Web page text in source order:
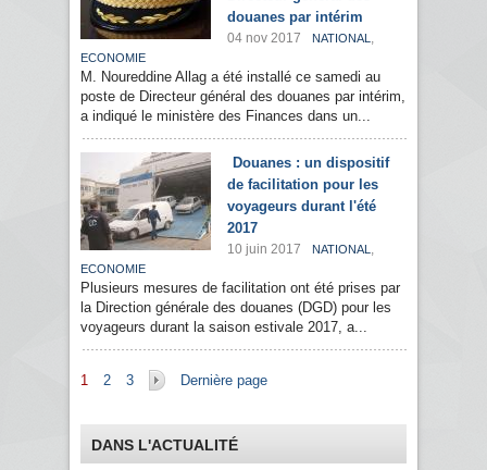
douanes par intérim
04 nov 2017 NATIONAL ,
ECONOMIE
M. Noureddine Allag a été installé ce samedi au
poste de Directeur général des douanes par intérim,
a indiqué le ministère des Finances dans un...
Douanes : un dispositif
de facilitation pour les
voyageurs durant l'été
2017
10 juin 2017 NATIONAL ,
ECONOMIE
Plusieurs mesures de facilitation ont été prises par
la Direction générale des douanes (DGD) pour les
voyageurs durant la saison estivale 2017, a...
Pages
1 2 3 Dernière page
DANS L'ACTUALITÉ